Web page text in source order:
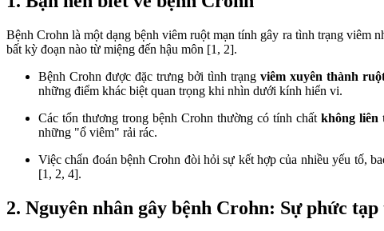
Bệnh Crohn là một dạng bệnh viêm ruột mạn tính gây ra tình trạng viêm
bất kỳ đoạn nào từ miệng đến hậu môn [1, 2].
Bệnh Crohn được đặc trưng bởi tình trạngviêm xuyên thành
những điểm khác biệt quan trọng khi nhìn dưới kính hiển vi.
Các tổn thương trong bệnh Crohn thường có tính chất không liên
những "ổ viêm" rải rác.
Việc chẩn đoán bệnh Crohn đòi hỏi sự kết hợp của nhiều yếu tố,
[1, 2, 4].
2. Nguyên nhân gây bệnh Crohn: Sự phức